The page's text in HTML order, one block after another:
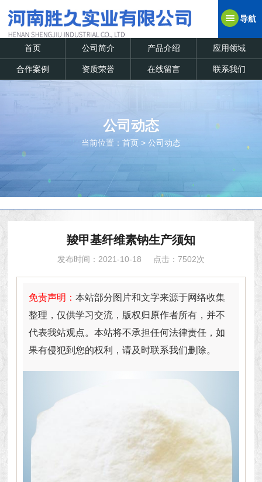
导航
首页 公司简介 产品介绍 应用领域
合作案例 资质荣誉 在线留言 联系我们
公司动态
当前位置： 首页 > 公司动态
羧甲基纤维素钠生产须知
发布时间：2021-10-18 点击：7502次
免责声明：本站部分图片和文字来源于网络收集
整理，仅供学习交流，版权归原作者所有，并不
代表我站观点。本站将不承担任何法律责任，如
果有侵犯到您的权利，请及时联系我们删除。